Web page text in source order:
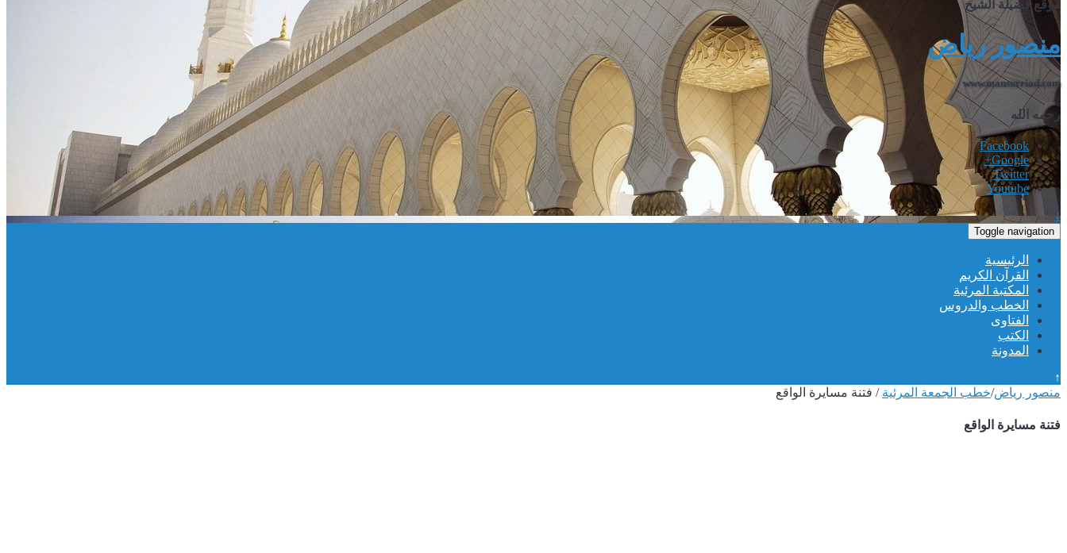
موقع فضيلة الشيخ
منصور رياض
www.mansurriad.com
رحمه الله
Facebook
Google+
Twitter
Youtube
↓
Toggle navigation
الرئيسية
القرآن الكريم
المكتبة المرئية
الخطب والدروس
الفتاوى
الكتب
المدونة
↑
منصور رياض/خطب الجمعة المرئية / فتنة مسايرة الواقع
فتنة مسايرة الواقع